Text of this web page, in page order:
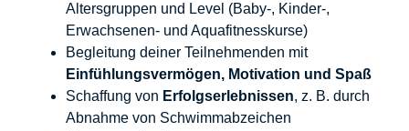
Altersgruppen und Level (Baby-, Kinder-,
Erwachsenen- und Aquafitnesskurse)
Begleitung deiner Teilnehmenden mit
Einfühlungsvermögen, Motivation und Spaß
Schaffung von Erfolgserlebnissen, z. B. durch
Abnahme von Schwimmabzeichen